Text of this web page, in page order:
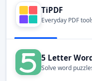
TiPDF
Everyday PDF
5 Letter
Solve word